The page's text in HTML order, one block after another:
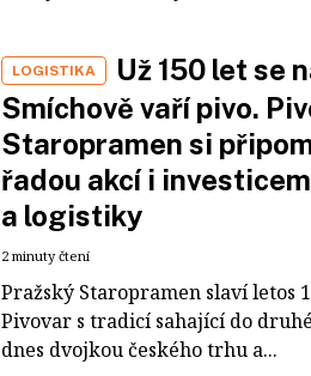
LOGISTIKA
Už 150 let se
Smíchově vaří pivo.
Staropramen si
řadou akcí i
a logistiky
2 minuty čtení
Pražský Staropramen slaví letos
Pivovar s tradicí sahající do
dnes dvojkou českého trhu a...